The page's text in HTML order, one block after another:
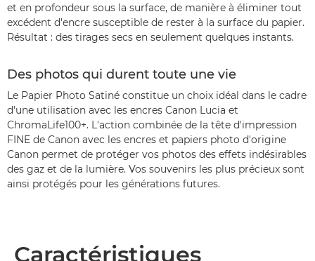
et en profondeur sous la surface, de manière à éliminer tout
excédent d'encre susceptible de rester à la surface du papier.
Résultat : des tirages secs en seulement quelques instants.
Des photos qui durent toute une vie
Le Papier Photo Satiné constitue un choix idéal dans le cadre
d'une utilisation avec les encres Canon Lucia et
ChromaLife100+. L'action combinée de la tête d'impression
FINE de Canon avec les encres et papiers photo d'origine
Canon permet de protéger vos photos des effets indésirables
des gaz et de la lumière. Vos souvenirs les plus précieux sont
ainsi protégés pour les générations futures.
Caractéristiques